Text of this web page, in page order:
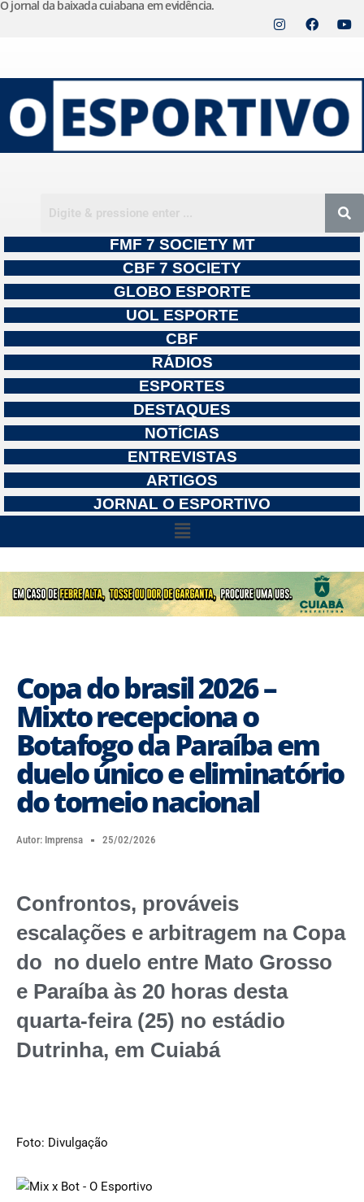
o
conteúdo
O jornal da baixada cuiabana em evidência.
FMF 7 SOCIETY MT
CBF 7 SOCIETY
GLOBO ESPORTE
UOL ESPORTE
CBF
RÁDIOS
ESPORTES
DESTAQUES
NOTÍCIAS
ENTREVISTAS
ARTIGOS
JORNAL O ESPORTIVO
Copa do brasil 2026 –
Mixto recepciona o
Botafogo da Paraíba em
duelo único e eliminatório
do torneio nacional
Autor: Imprensa 25/02/2026
Confrontos, prováveis
escalações e arbitragem na Copa
do no duelo entre Mato Grosso
e Paraíba às 20 horas desta
quarta-feira (25) no estádio
Dutrinha, em Cuiabá
Foto: Divulgação